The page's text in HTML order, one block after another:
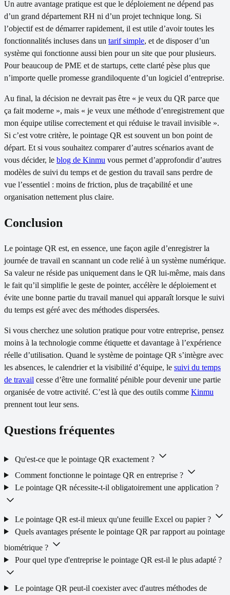
Un autre avantage pratique est que le déploiement ne dépend pas
d’un grand département RH ni d’un projet technique long. Si
l’objectif est de démarrer rapidement, il est utile d’avoir toutes les
fonctionnalités incluses dans un tarif simple, et de disposer d’un
système qui fonctionne aussi bien pour un site que pour plusieurs.
Pour beaucoup de PME et de startups, cette clarté pèse plus que
n’importe quelle promesse grandiloquente d’un logiciel d’entreprise.
Au final, la décision ne devrait pas être « je veux du QR parce que
ça fait moderne », mais « je veux une méthode d’enregistrement que
mon équipe utilise correctement et qui réduise le travail invisible ».
Si c’est votre critère, le pointage QR est souvent un bon point de
départ. Et si vous souhaitez comparer d’autres scénarios avant de
vous décider, le blog de Kinmu vous permet d’approfondir d’autres
modèles de suivi du temps et de gestion du travail sans perdre de
vue l’essentiel : moins de friction, plus de traçabilité et une
organisation nettement plus claire.
Conclusion
Le pointage QR est, en essence, une façon agile d’enregistrer la
journée de travail en scannant un code relié à un système numérique.
Sa valeur ne réside pas uniquement dans le QR lui-même, mais dans
le fait qu’il simplifie le geste de pointer, accélère le déploiement et
évite une bonne partie du travail manuel qui apparaît lorsque le suivi
du temps est géré avec des méthodes dispersées.
Si vous cherchez une solution pratique pour votre entreprise, pensez
moins à la technologie comme étiquette et davantage à l’expérience
réelle d’utilisation. Quand le système de pointage QR s’intègre avec
les absences, le calendrier et la visibilité d’équipe, le suivi du temps
de travail cesse d’être une formalité pénible pour devenir une partie
organisée de votre activité. C’est là que des outils comme Kinmu
prennent tout leur sens.
Questions fréquentes
Qu'est-ce que le pointage QR exactement ?
Comment fonctionne le pointage QR en entreprise ?
Le pointage QR nécessite-t-il obligatoirement une application ?
Le pointage QR est-il mieux qu'une feuille Excel ou papier ?
Quels avantages présente le pointage QR par rapport au pointage
biométrique ?
Pour quel type d'entreprise le pointage QR est-il le plus adapté ?
Le pointage QR peut-il coexister avec d'autres méthodes de